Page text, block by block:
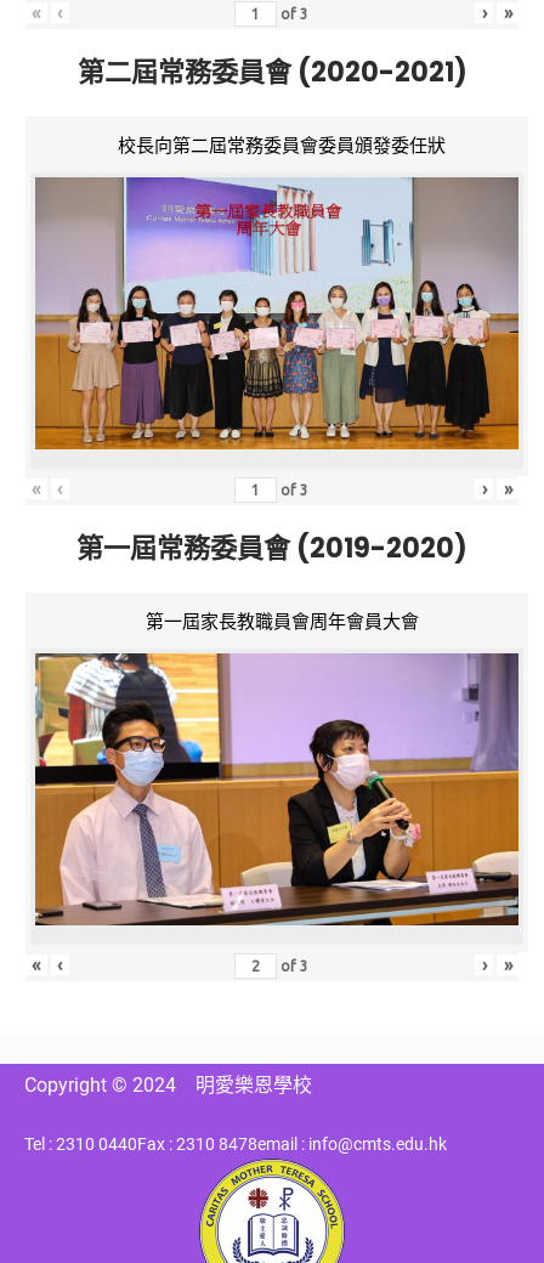
« ‹ of3 › »
第二屆常務委員會 (2020-2021)
校長向第二屆常務委員會委員頒發委任狀
« ‹ of3 › »
第一屆常務委員會 (2019-2020)
第一屆家長教職員會周年會員大會
« ‹ of3 › »
Copyright © 2024 明愛樂恩學校
Tel : 2310 0440Fax : 2310 8478email : info@cmts.edu.hk